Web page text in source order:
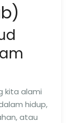
kita alami
hidup,
atau